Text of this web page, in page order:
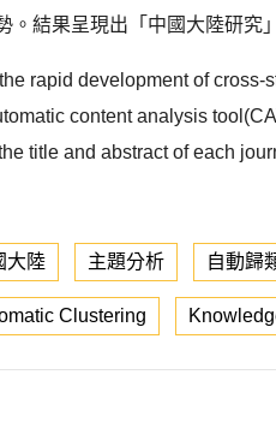
。結果呈現出「中國大陸研究
rapid development of cross-
content analysis
title and abstract of each
大陸 主題分析 自動歸
Clustering